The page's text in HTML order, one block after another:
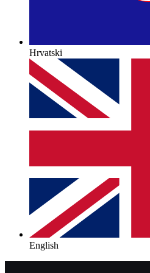
Hrvatski
English